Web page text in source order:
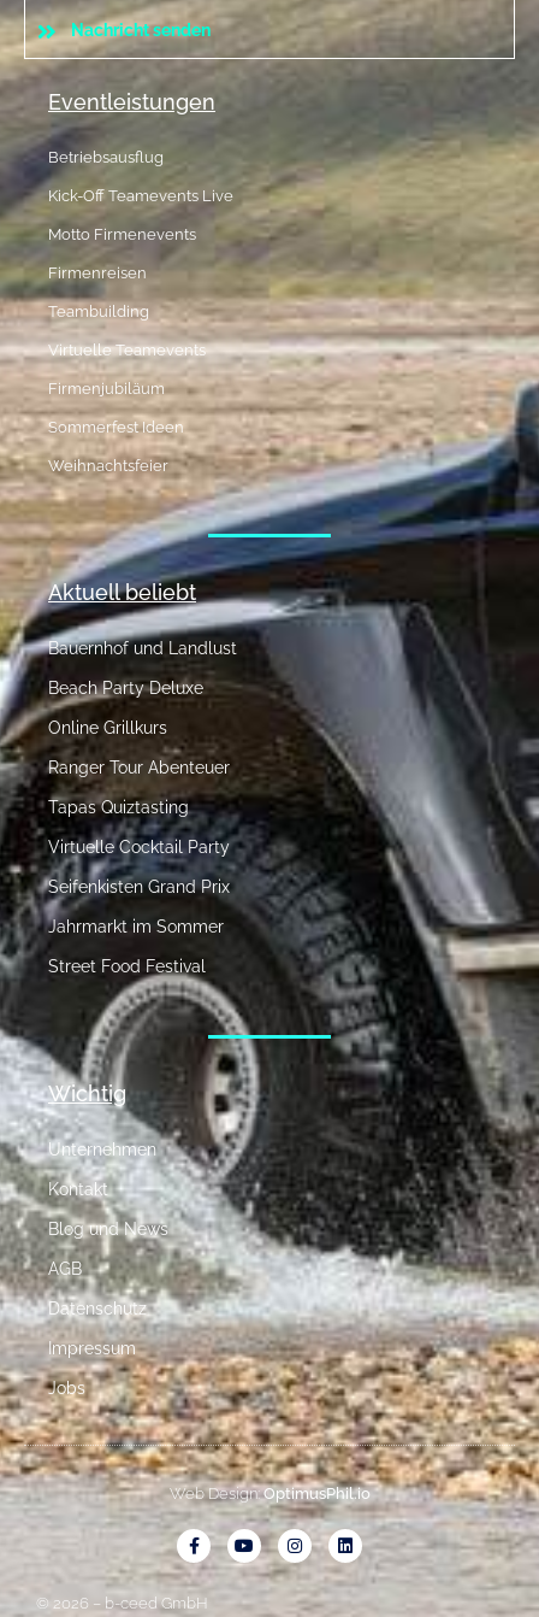
Nachricht senden
Eventleistungen
Betriebsausflug
Kick-Off Teamevents Live
Motto Firmenevents
Firmenreisen
Teambuilding
Virtuelle Teamevents
Firmenjubiläum
Sommerfest Ideen
Weihnachtsfeier
Aktuell beliebt
Bauernhof und Landlust
Beach Party Deluxe
Online Grillkurs
Ranger Tour Abenteuer
Tapas Quiztasting
Virtuelle Cocktail Party
Seifenkisten Grand Prix
Jahrmarkt im Sommer
Street Food Festival
Wichtig
Unternehmen
Kontakt
Blog und News
AGB
Datenschutz
Impressum
Jobs
© 2026 – b-ceed GmbH
Web Design:OptimusPhil.io